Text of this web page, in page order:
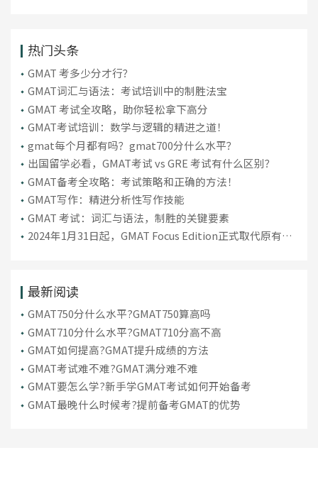
热门头条
GMAT 考多少分才行？
GMAT词汇与语法：考试培训中的制胜法宝
​GMAT 考试全攻略，助你轻松拿下高分
GMAT考试培训：数学与逻辑的精进之道！
gmat每个月都有吗？gmat700分什么水平？
​出国留学必看，GMAT考试 vs GRE 考试有什么区别？
GMAT备考全攻略：考试策略和正确的方法！
GMAT写作：精进分析性写作技能
GMAT 考试：词汇与语法，制胜的关键要素
2024年1月31日起，GMAT Focus Edition正式取代原有版
最新阅读
GMAT750分什么水平?GMAT750算高吗
GMAT710分什么水平?GMAT710分高不高
GMAT如何提高?GMAT提升成绩的方法
GMAT考试难不难?GMAT满分难不难
GMAT要怎么学?新手学GMAT考试如何开始备考
GMAT最晚什么时候考?提前备考GMAT的优势